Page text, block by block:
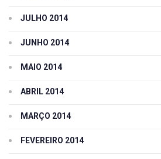
JULHO 2014
JUNHO 2014
MAIO 2014
ABRIL 2014
MARÇO 2014
FEVEREIRO 2014